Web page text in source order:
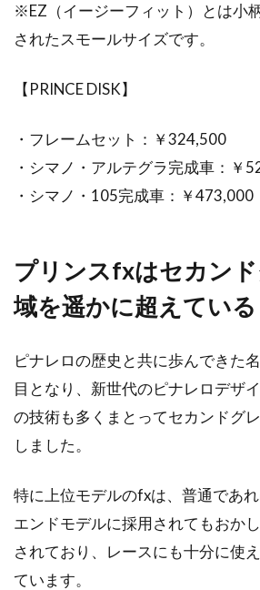
※EZ（イージーフィット）とは小
されたスモールサイズです。
【PRINCE DISK】
・フレームセット：￥324,500
・シマノ・アルテグラ完成車：￥
・シマノ・105完成車：￥473,000
プリンスfxはセカン
域を遥かに超えている
ピナレロの歴史と共に歩んできた
目となり、新世代のピナレロデザ
の技術も多くまとってセカンドグ
しました。
特に上位モデルのfxは、普通であ
エンドモデルに採用されてもおか
されており、レースにも十分に使
ています。